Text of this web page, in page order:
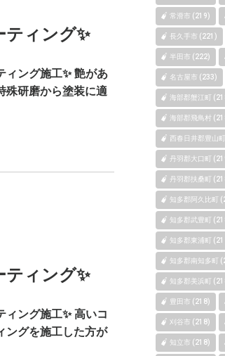
ィング✨
ィング施工✨ 艶があ
殊研磨から塗装に適
ィング✨
ング施工✨ 高いコ
ングを施工した方が
常滑市 (219)
長久手市 (221)
半田市 (222)
名古屋市 (233)
海部郡蟹江町
海部郡飛鳥村
西春日井郡豊山
丹羽郡大口町
丹羽郡扶桑町
知多郡阿久比町
知多郡武豊町
知多郡東浦町
知多郡南知多町
知多郡美浜町
豊田市 (218)
刈谷市 (218)
知立市 (218)